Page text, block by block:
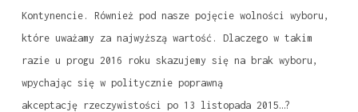
Kontynencie. Również pod nasze pojęcie wolności wyboru,
które uważamy za najwyższą wartość. Dlaczego w takim
razie u progu 2016 roku skazujemy się na brak wyboru,
wpychając się w politycznie poprawną
akceptację rzeczywistości po 13 listopada 2015…?